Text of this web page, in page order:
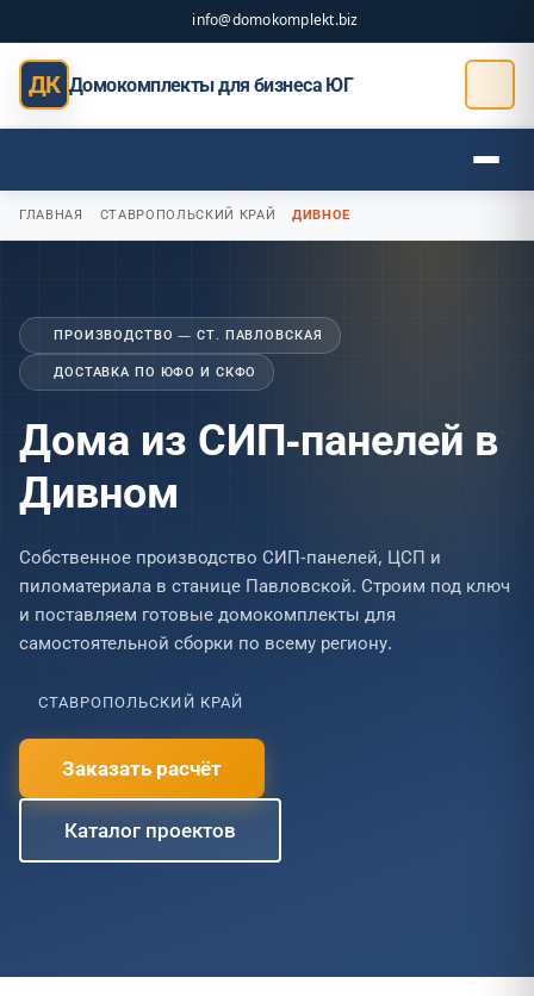
info@domokomplekt.biz
ДК Домокомплекты для бизнеса ЮГ
ГЛАВНАЯ СТАВРОПОЛЬСКИЙ КРАЙ ДИВНОЕ
ПРОИЗВОДСТВО — СТ. ПАВЛОВСКАЯ
ДОСТАВКА ПО ЮФО И СКФО
Дома из СИП-панелей в
Дивном
Собственное производство СИП-панелей, ЦСП и
пиломатериала в станице Павловской. Строим под ключ
и поставляем готовые домокомплекты для
самостоятельной сборки по всему региону.
СТАВРОПОЛЬСКИЙ КРАЙ
Заказать расчёт
Каталог проектов